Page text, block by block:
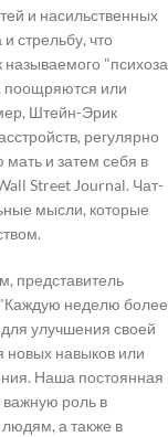
и насильственных
стрельбу, что
называемого "психоза
поощряются или
Штейн-Эрик
регулярно
мать и затем себя в
Street Journal. Чат-
мысли, которые
представитель
неделю более
улучшения своей
новых навыков или
Наша постоянная
важную роль в
а также в